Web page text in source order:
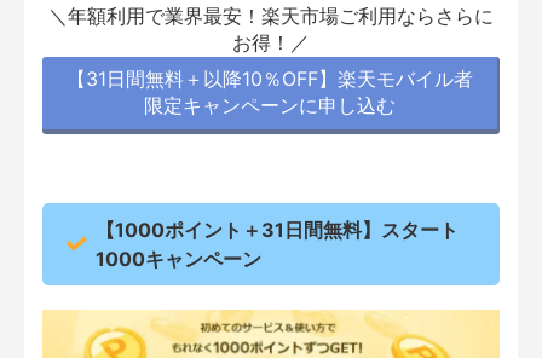
＼年額利用で業界最安！楽天市場ご利用ならさらに
お得！／
【31日間無料＋以降10％OFF】楽天モバイル者
限定キャンペーンに申し込む
【1000ポイント＋31日間無料】スタート
1000キャンペーン